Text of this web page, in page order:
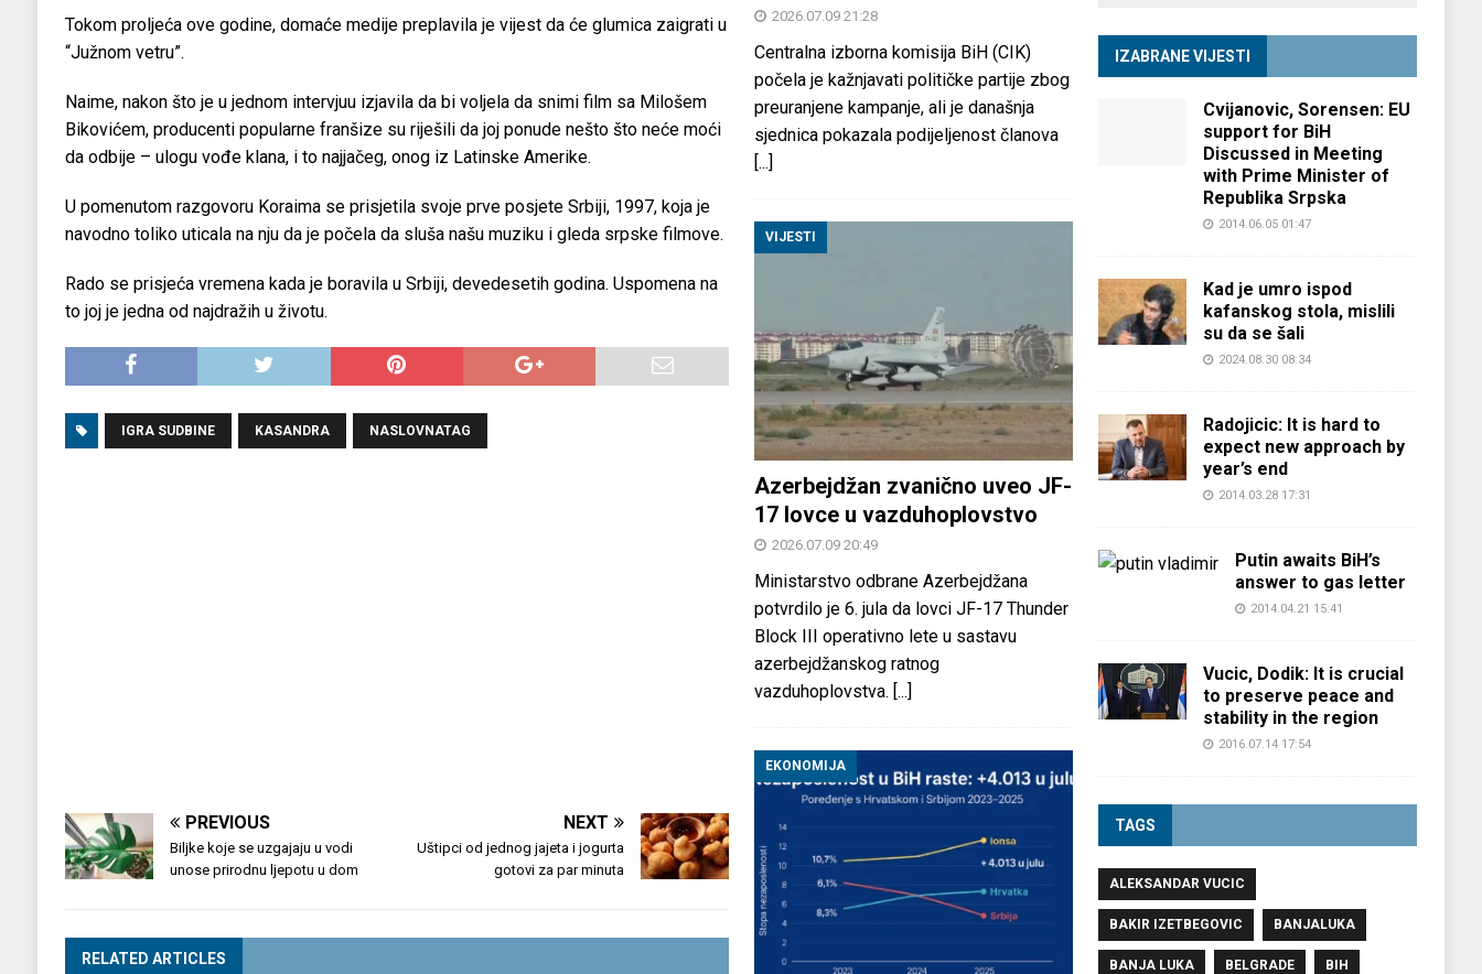
Tokom proljeća ove godine, domaće medije preplavila je vijest da će glumica zaigrati u
“Južnom vetru”.
Naime, nakon što je u jednom intervjuu izjavila da bi voljela da snimi film sa Milošem
Bikovićem, producenti popularne franšize su riješili da joj ponude nešto što neće moći
da odbije – ulogu vođe klana, i to najjačeg, onog iz Latinske Amerike.
U pomenutom razgovoru Koraima se prisjetila svoje prve posjete Srbiji, 1997, koja je
navodno toliko uticala na nju da je počela da sluša našu muziku i gleda srpske filmove.
Rado se prisjeća vremena kada je boravila u Srbiji, devedesetih godina. Uspomena na
to joj je jedna od najdražih u životu.
IGRA SUDBINE KASANDRA NASLOVNATAG
PREVIOUS
Biljke koje se uzgajaju u vodi
unose prirodnu ljepotu u dom
NEXT
Uštipci od jednog jajeta i jogurta
gotovi za par minuta
RELATED ARTICLES
2026.07.09 21:28
Centralna izborna komisija BiH (CIK)
počela je kažnjavati političke partije zbog
preuranjene kampanje, ali je današnja
sjednica pokazala podijeljenost članova
[...]
VIJESTI
Azerbejdžan zvanično uveo JF-
17 lovce u vazduhoplovstvo
2026.07.09 20:49
Ministarstvo odbrane Azerbejdžana
potvrdilo je 6. jula da lovci JF-17 Thunder
Block III operativno lete u sastavu
azerbejdžanskog ratnog
vazduhoplovstva. [...]
EKONOMIJA
IZABRANE VIJESTI
Cvijanovic, Sorensen: EU
support for BiH
Discussed in Meeting
with Prime Minister of
Republika Srpska
2014.06.05 01:47
Kad je umro ispod
kafanskog stola, mislili
su da se šali
2024.08.30 08:34
Radojicic: It is hard to
expect new approach by
year’s end
2014.03.28 17:31
Putin awaits BiH’s
answer to gas letter
2014.04.21 15:41
Vucic, Dodik: It is crucial
to preserve peace and
stability in the region
2016.07.14 17:54
TAGS
ALEKSANDAR VUCIC
BAKIR IZETBEGOVIC BANJALUKA
BANJA LUKA BELGRADE BIH